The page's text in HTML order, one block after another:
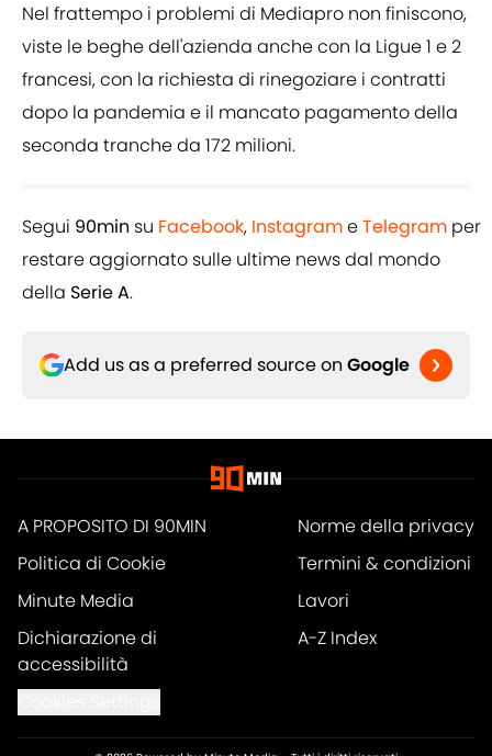
Nel frattempo i problemi di Mediapro non finiscono,
viste le beghe dell'azienda anche con la Ligue 1 e 2
francesi, con la richiesta di rinegoziare i contratti
dopo la pandemia e il mancato pagamento della
seconda tranche da 172 milioni.
Segui 90min su Facebook, InstagrameTelegram per
restare aggiornato sulle ultime news dal mondo
della Serie A.
Add us as a preferred source on Google
A PROPOSITO DI 90MIN
Norme della privacy
Politica di Cookie
Termini & condizioni
Minute Media
Lavori
Dichiarazione di
accessibilità
A-Z Index